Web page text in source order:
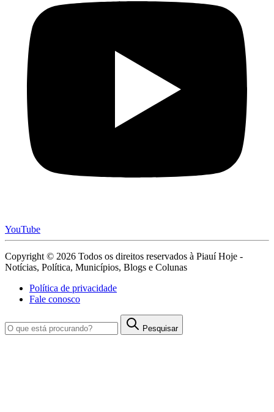
YouTube
Copyright © 2026 Todos os direitos reservados à Piauí Hoje -
Notícias, Política, Municípios, Blogs e Colunas
Política de privacidade
Fale conosco
Pesquisar